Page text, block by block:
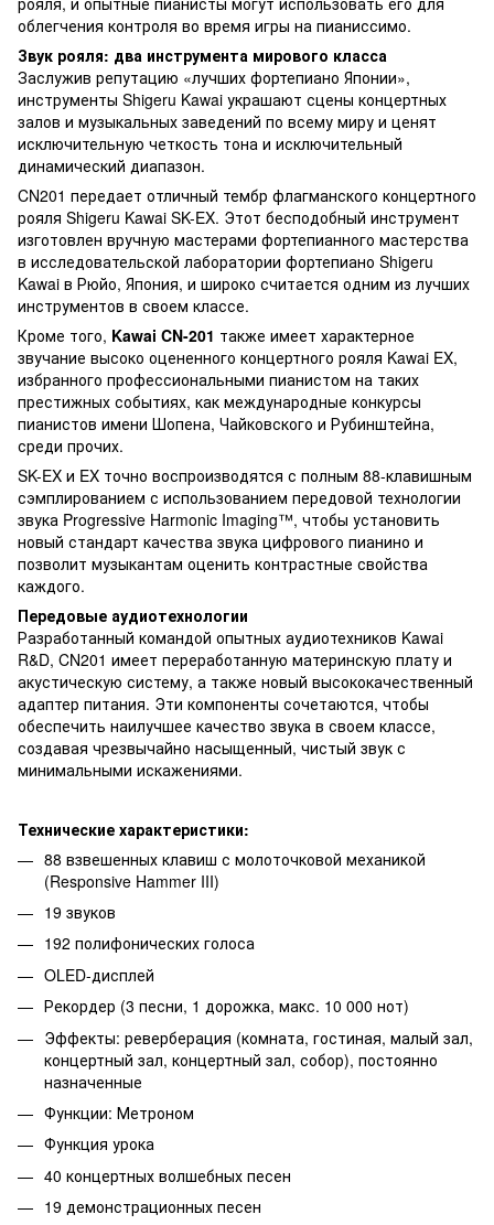
облегчения контроля во время игры на пианиссимо.
Звук рояля: два инструмента мирового класса
Заслужив репутацию «лучших фортепиано Японии»,
инструменты Shigeru Kawai украшают сцены концертных
залов и музыкальных заведений по всему миру и ценят
исключительную четкость тона и исключительный
динамический диапазон.
CN201 передает отличный тембр флагманского концертного
рояля Shigeru Kawai SK-EX. Этот бесподобный инструмент
изготовлен вручную мастерами фортепианного мастерства
в исследовательской лаборатории фортепиано Shigeru
Kawai в Рюйо, Япония, и широко считается одним из лучших
инструментов в своем классе.
Кроме того, Kawai CN-201 также имеет характерное
звучание высоко оцененного концертного рояля Kawai EX,
избранного профессиональными пианистом на таких
престижных событиях, как международные конкурсы
пианистов имени Шопена, Чайковского и Рубинштейна,
среди прочих.
SK-EX и EX точно воспроизводятся с полным 88-клавишным
сэмплированием с использованием передовой технологии
звука Progressive Harmonic Imaging™, чтобы установить
новый стандарт качества звука цифрового пианино и
позволит музыкантам оценить контрастные свойства
каждого.
Передовые аудиотехнологии
Разработанный командой опытных аудиотехников Kawai
R&D, CN201 имеет переработанную материнскую плату и
акустическую систему, а также новый высококачественный
адаптер питания. Эти компоненты сочетаются, чтобы
обеспечить наилучшее качество звука в своем классе,
создавая чрезвычайно насыщенный, чистый звук с
минимальными искажениями.
Технические характеристики:
88 взвешенных клавиш с молоточковой механикой
(Responsive Hammer III)
19 звуков
192 полифонических голоса
OLED-дисплей
Рекордер (3 песни, 1 дорожка, макс. 10 000 нот)
Эффекты: реверберация (комната, гостиная, малый зал,
концертный зал, концертный зал, собор), постоянно
назначенные
Функции: Метроном
Функция урока
40 концертных волшебных песен
19 демонстрационных песен